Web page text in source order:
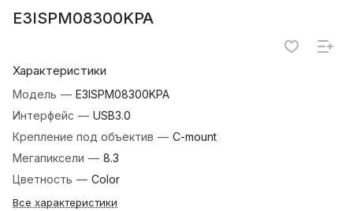
E3ISPM08300KPA
Характеристики
Модель — E3ISPM08300KPA
Интерфейс — USB3.0
Крепление под объектив — C-mount
Мегапиксели — 8.3
Цветность — Color
Все характеристики